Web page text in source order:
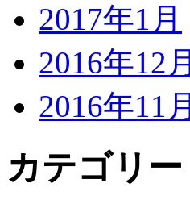
2017年1月
2016年12月
2016年11月
カテゴリー